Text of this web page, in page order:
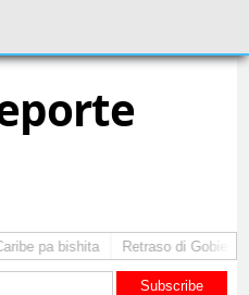
pa bishita Retraso di
Subscribe